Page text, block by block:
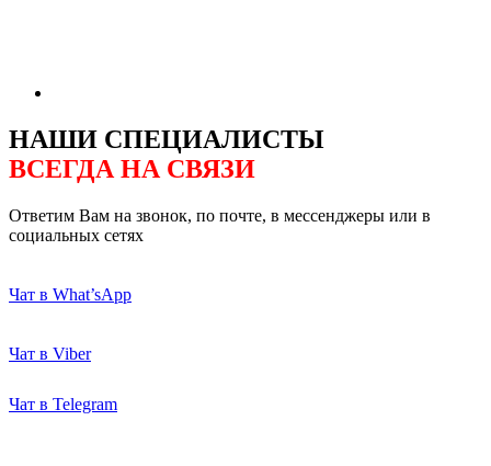
НАШИ СПЕЦИАЛИСТЫ
ВСЕГДА НА СВЯЗИ
Ответим Вам на звонок, по почте, в мессенджеры или в
социальных сетях
Чат в What’sApp
Чат в Viber
Чат в Telegram